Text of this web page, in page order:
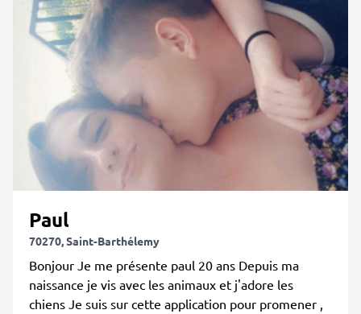
Paul
70270, Saint-Barthélemy
Bonjour Je me présente paul 20 ans Depuis ma
naissance je vis avec les animaux et j'adore les
chiens Je suis sur cette application pour promener ,